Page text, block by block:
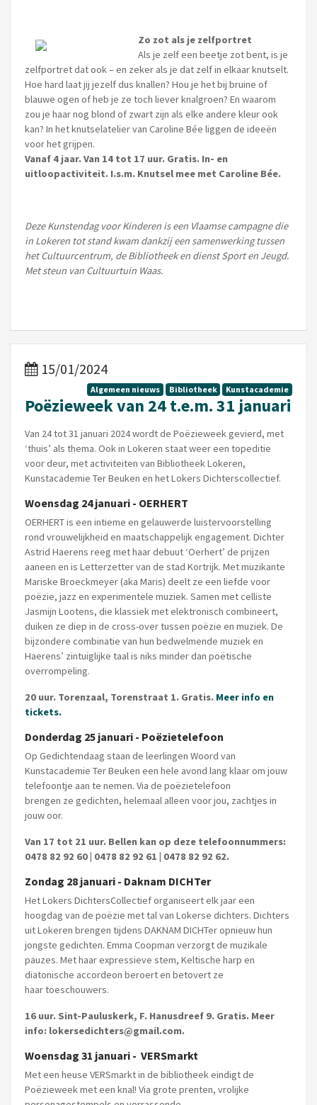
Zo zot als je zelfportret
Als je zelf een beetje zot bent, is je
zelfportret dat ook – en zeker als je dat zelf in elkaar knutselt.
Hoe hard laat jij jezelf dus knallen? Hou je het bij bruine of
blauwe ogen of heb je ze toch liever knalgroen? En waarom
zou je haar nog blond of zwart zijn als elke andere kleur ook
kan? In het knutselatelier van Caroline Bée liggen de ideeën
voor het grijpen.
Vanaf 4 jaar. Van 14 tot 17 uur. Gratis. In- en
uitloopactiviteit. I.s.m. Knutsel mee met Caroline Bée.
Deze Kunstendag voor Kinderen is een Vlaamse campagne die
in Lokeren tot stand kwam dankzij een samenwerking tussen
het Cultuurcentrum, de Bibliotheek en dienst Sport en Jeugd.
Met steun van Cultuurtuin Waas.
15/01/2024
Algemeen nieuws Bibliotheek Kunstacademie
Poëzieweek van 24 t.e.m. 31 januari
Van 24 tot 31 januari 2024 wordt de Poëzieweek gevierd, met
‘thuis’ als thema. Ook in Lokeren staat weer een topeditie
voor deur, met activiteiten van Bibliotheek Lokeren,
Kunstacademie Ter Beuken en het Lokers Dichterscollectief.
Woensdag 24 januari - OERHERT
OERHERT is een intieme en gelauwerde luistervoorstelling
rond vrouwelijkheid en maatschappelijk engagement. Dichter
Astrid Haerens reeg met haar debuut ‘Oerhert’ de prijzen
aaneen en is Letterzetter van de stad Kortrijk. Met muzikante
Mariske Broeckmeyer (aka Maris) deelt ze een liefde voor
poëzie, jazz en experimentele muziek. Samen met celliste
Jasmijn Lootens, die klassiek met elektronisch combineert,
duiken ze diep in de cross-over tussen poëzie en muziek. De
bijzondere combinatie van hun bedwelmende muziek en
Haerens’ zintuiglijke taal is niks minder dan poëtische
overrompeling.
20 uur. Torenzaal, Torenstraat 1. Gratis. Meer info en
tickets.
Donderdag 25 januari - Poëzietelefoon
Op Gedichtendaag staan de leerlingen Woord van
Kunstacademie Ter Beuken een hele avond lang klaar om jouw
telefoontje aan te nemen. Via de poëzietelefoon
brengen ze gedichten, helemaal alleen voor jou, zachtjes in
jouw oor.
Van 17 tot 21 uur. Bellen kan op deze telefoonnummers:
0478 82 92 60 | 0478 82 92 61 | 0478 82 92 62.
Zondag 28 januari - Daknam DICHTer
Het Lokers DichtersCollectief organiseert elk jaar een
hoogdag van de poëzie met tal van Lokerse dichters. Dichters
uit Lokeren brengen tijdens DAKNAM DICHTer opnieuw hun
jongste gedichten. Emma Coopman verzorgt de muzikale
pauzes. Met haar expressieve stem, Keltische harp en
diatonische accordeon beroert en betovert ze
haar toeschouwers.
16 uur. Sint-Pauluskerk, F. Hanusdreef 9. Gratis. Meer
info: lokersedichters@gmail.com.
Woensdag 31 januari - VERSmarkt
Met een heuse VERSmarkt in de bibliotheek eindigt de
Poëzieweek met een knal! Via grote prenten, vrolijke